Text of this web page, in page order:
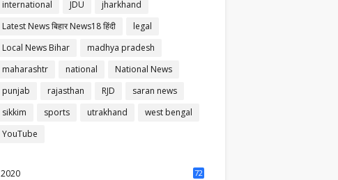
international
JDU
jharkhand
Latest News बिहार News18 हिंदी
legal
Local News Bihar
madhya pradesh
maharashtr
national
National News
punjab
rajasthan RJD
saran news
sikkim
sports utrakhand
west bengal
YouTube
2020
72